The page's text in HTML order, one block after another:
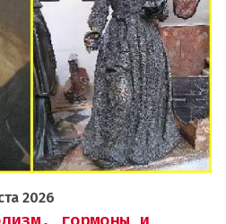
2026